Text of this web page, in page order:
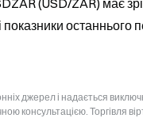
(USD/ZAR) має
останнього
джерел і надається
консультацією. Торгівля